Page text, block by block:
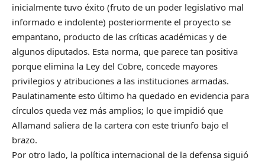
inicialmente tuvo éxito (fruto de un poder legislativo mal
informado e indolente) posteriormente el proyecto se
empantano, producto de las críticas académicas y de
algunos diputados. Esta norma, que parece tan positiva
porque elimina la Ley del Cobre, concede mayores
privilegios y atribuciones a las instituciones armadas.
Paulatinamente esto último ha quedado en evidencia para
círculos queda vez más amplios; lo que impidió que
Allamand saliera de la cartera con este triunfo bajo el
brazo.
Por otro lado, la política internacional de la defensa siguió